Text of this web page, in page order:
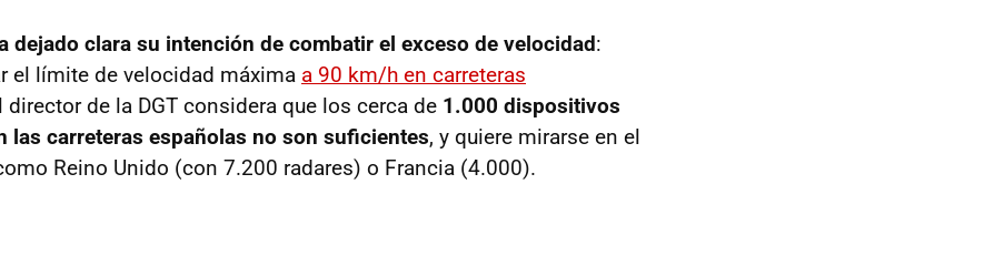
dejado clara su intención de combatir el exceso de velocidad:
el límite de velocidad máxima a 90 km/h en carreteras
director de la DGT considera que los cerca de 1.000 dispositivos
las carreteras españolas no son suficientes, y quiere mirarse en el
Reino Unido (con 7.200 radares) o Francia (4.000).